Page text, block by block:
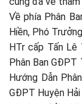
Về phía Phân
Hiền, Phó
HTr cấp Tấn Lê
Phân Ban GĐPT
Hướng Dẫn
GĐPT Huyện